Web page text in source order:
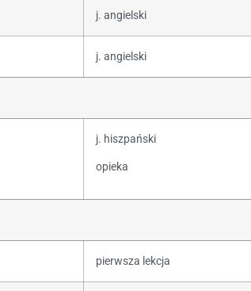
j. angielski
j. angielski
j. hiszpański
opieka
pierwsza lekcja